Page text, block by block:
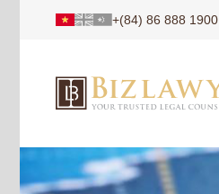
+(84) 86 888 1900